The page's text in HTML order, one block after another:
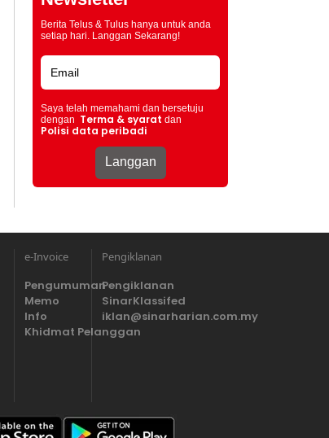
Berita Telus & Tulus hanya untuk anda
setiap hari. Langgan Sekarang!
Saya telah memahami dan bersetuju
dengan Terma & syarat dan
Polisi data peribadi
e-Invoice
Pengumuman
Memo
Info
Khidmat Pelanggan
Pengiklanan
Pengiklanan
SinarKlassifed
iklan@sinarharian.com.my